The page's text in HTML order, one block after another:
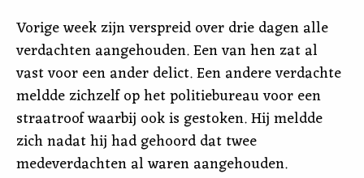
Vorige week zijn verspreid over drie dagen alle
verdachten aangehouden. Een van hen zat al
vast voor een ander delict. Een andere verdachte
meldde zichzelf op het politiebureau voor een
straatroof waarbij ook is gestoken. Hij meldde
zich nadat hij had gehoord dat twee
medeverdachten al waren aangehouden.